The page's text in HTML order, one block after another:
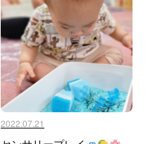
2022.07.21